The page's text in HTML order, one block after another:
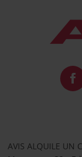
AVIS ALQUILE